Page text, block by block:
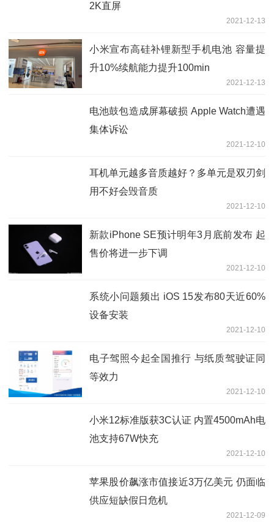
2K直屏
2021-12-13
小米宣布高硅补锂新型手机电池 容量提
升10%续航能力提升100min
2021-12-13
电池鼓包造成屏幕破损 Apple Watch遭遇
集体诉讼
2021-12-10
耳机单元越多音质越好？多单元是双刃剑
用不好会毁音质
2021-12-10
新款iPhone SE预计明年3月底前发布 起
售价将进一步下调
2021-12-10
系统小问题频出 iOS 15发布80天近60%
设备安装
2021-12-10
电子驾照今起全国推行 与纸质驾驶证同
等效力
2021-12-10
小米12标准版获3C认证 内置4500mAh电
池支持67W快充
2021-12-10
苹果股价飙涨市值接近3万亿美元 仍面临
供应短缺假日危机
2021-12-09